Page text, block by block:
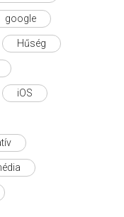
google
Hűség
iOS